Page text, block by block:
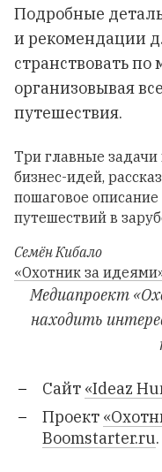
Подробные
и рекомендации
странствовать по
организовывая
путешествия.
Три главные задачи
бизнес-идей,
пошаговое
путешествий в
Семён Кибало
«Охотник за
Медиапроект
находить
Cайт «Ideaz
Проект
Boomstarter.ru.